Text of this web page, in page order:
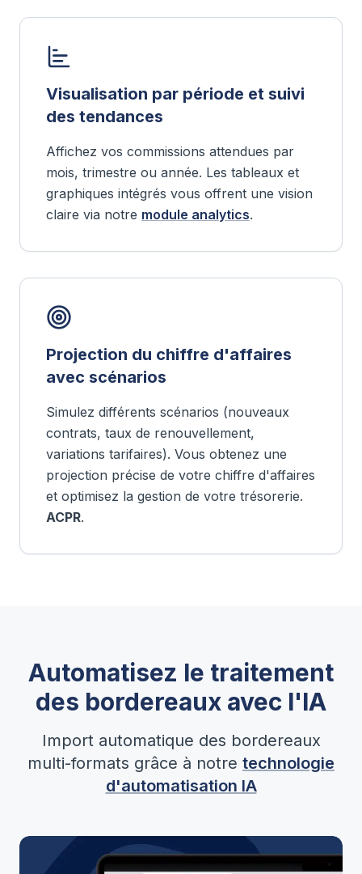
Visualisation par période et suivi
des tendances
Affichez vos commissions attendues par
mois, trimestre ou année. Les tableaux et
graphiques intégrés vous offrent une vision
claire via notre module analytics.
Projection du chiffre d'affaires
avec scénarios
Simulez différents scénarios (nouveaux
contrats, taux de renouvellement,
variations tarifaires). Vous obtenez une
projection précise de votre chiffre d'affaires
et optimisez la gestion de votre trésorerie.
ACPR.
Automatisez le traitement
des bordereaux avec l'IA
Import automatique des bordereaux
multi-formats grâce à notre technologie
d'automatisation IA